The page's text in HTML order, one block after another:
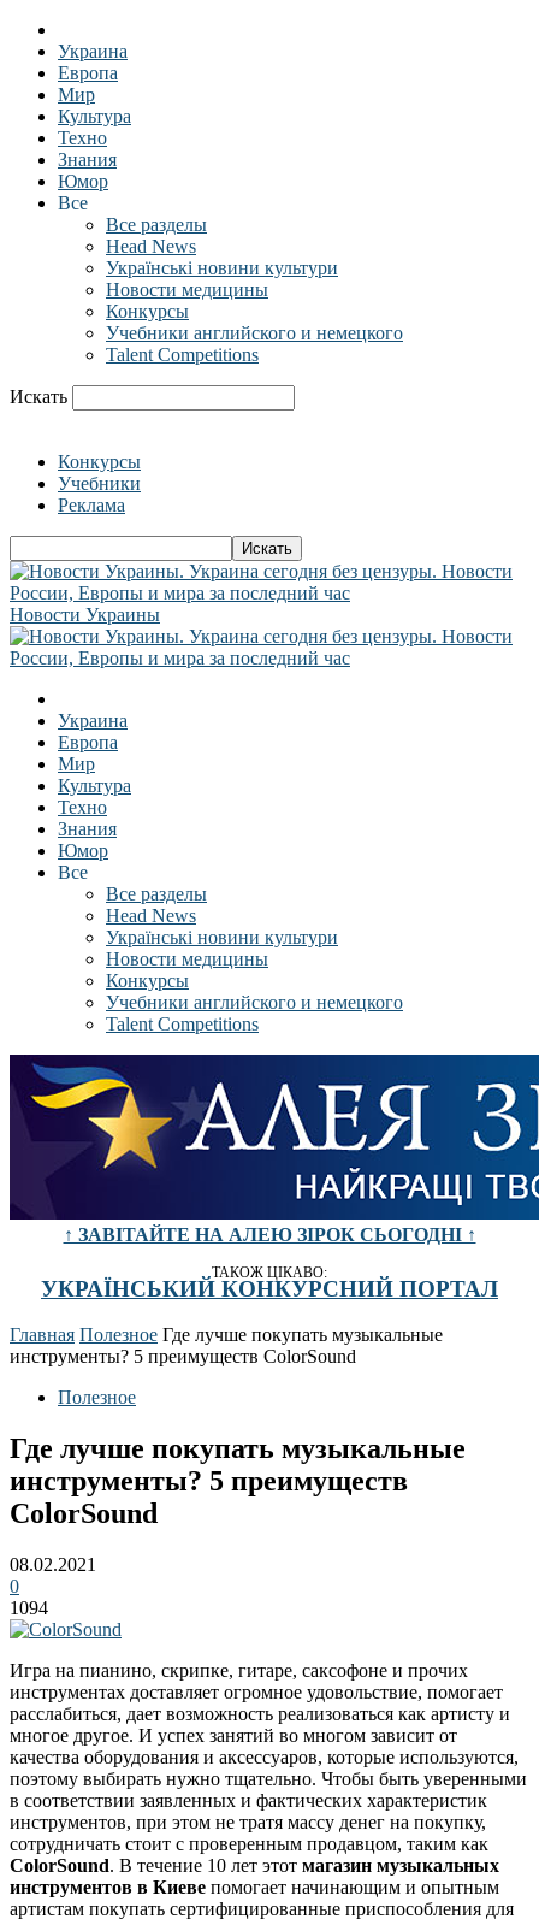
Украина
Европа
Мир
Культура
Техно
Знания
Юмор
Все
Все разделы
Head News
Українські новини культури
Новости медицины
Конкурсы
Учебники английского и немецкого
Talent Competitions
Искать
Конкурсы
Учебники
Реклама
Новости Украины
Украина
Европа
Мир
Культура
Техно
Знания
Юмор
Все
Все разделы
Head News
Українські новини культури
Новости медицины
Конкурсы
Учебники английского и немецкого
Talent Competitions
↑ ЗАВІТАЙТЕ НА АЛЕЮ ЗІРОК СЬОГОДНІ ↑
ТАКОЖ ЦІКАВО:
УКРАЇНСЬКИЙ КОНКУРСНИЙ ПОРТАЛ
Главная Полезное Где лучше покупать музыкальные
инструменты? 5 преимуществ ColorSound
Полезное
Где лучше покупать музыкальные
инструменты? 5 преимуществ
ColorSound
08.02.2021
0
1094
Игра на пианино, скрипке, гитаре, саксофоне и прочих
инструментах доставляет огромное удовольствие, помогает
расслабиться, дает возможность реализоваться как артисту и
многое другое. И успех занятий во многом зависит от
качества оборудования и аксессуаров, которые используются,
поэтому выбирать нужно тщательно. Чтобы быть уверенными
в соответствии заявленных и фактических характеристик
инструментов, при этом не тратя массу денег на покупку,
сотрудничать стоит с проверенным продавцом, таким как
ColorSound. В течение 10 лет этот магазин музыкальных
инструментов в Киеве помогает начинающим и опытным
артистам покупать сертифицированные приспособления для